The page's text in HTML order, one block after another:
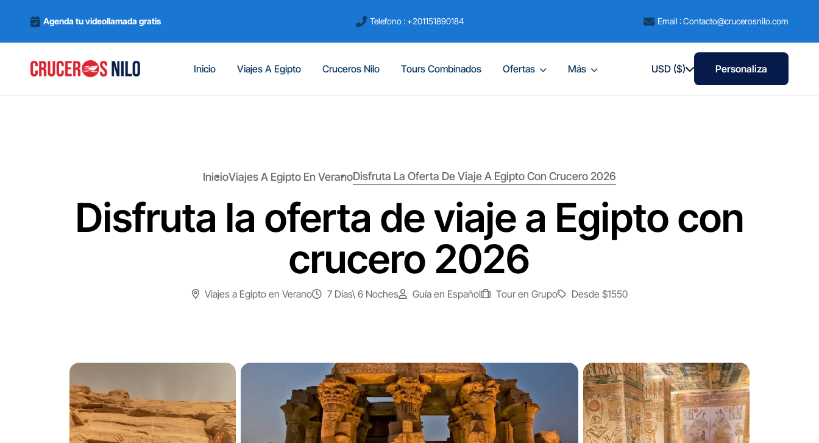
Agenda tu videollamada gratis Telefono : +201151890184 Email : Contacto@crucerosnilo.com
Inicio Viajes A Egipto Cruceros Nilo Tours Combinados Ofertas Más USD ($) Personaliza
InicioViajes A Egipto En VeranoDisfruta La Oferta De Viaje A Egipto Con Crucero 2026
Disfruta la oferta de viaje a Egipto con
crucero 2026
Viajes a Egipto en Verano 7 Días\ 6 Noches Guía en Español Tour en Grupo Desde $1550